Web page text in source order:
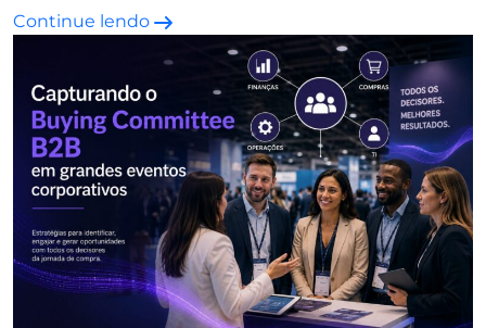
Continue lendo